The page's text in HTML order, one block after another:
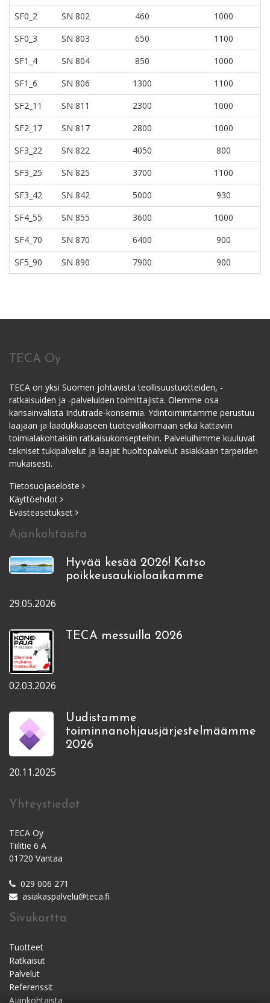
SF0_2
SN 802 460
1000
SF0_3
SN 803 650
1100
SF1_4
SN 804 850
1000
SF1_6
SN 806 1300
1100
SF2_11
SN 811 2300
1000
SF2_17
SN 817 2800
1000
SF3_22
SN 822 4050
800
SF3_25
SN 825 3700
1100
SF3_42
SN 842 5000
930
SF4_55
SN 855 3600
1000
SF4_70
SN 870 6400
900
SF5_90
SN 890 7900 900
TECA Oy
TECA on yksi Suomen johtavista teollisuustuotteiden, -
ratkaisuiden ja -palveluiden toimittajista. Olemme osa
kansainvälistä Indutrade-konsernia. Ydintoimintamme perustuu
laajaan ja laadukkaaseen tuotevalikoimaan sekä kattaviin
toimialakohtaisiin ratkaisukonsepteihin. Palveluihimme kuuluvat
tekniset tukipalvelut ja laajat huoltopalvelut asiakkaan tarpeiden
mukaisesti.
Tietosuojaseloste
Käyttöehdot
Evästeasetukset
Ajankohtaista
Hyvää kesää 2026! Katso
poikkeusaukioloaikamme
29.05.2026
TECA messuilla 2026
02.03.2026
Uudistamme
toiminnanohjausjärjestelmäämme
2026
20.11.2025
Yhteystiedot
TECA Oy
Tiilitie 6 A
01720 Vantaa
029 006 271
asiakaspalvelu@teca.fi
Sivukartta
Tuotteet
Ratkaisut
Palvelut
Referenssit
Ajankohtaista